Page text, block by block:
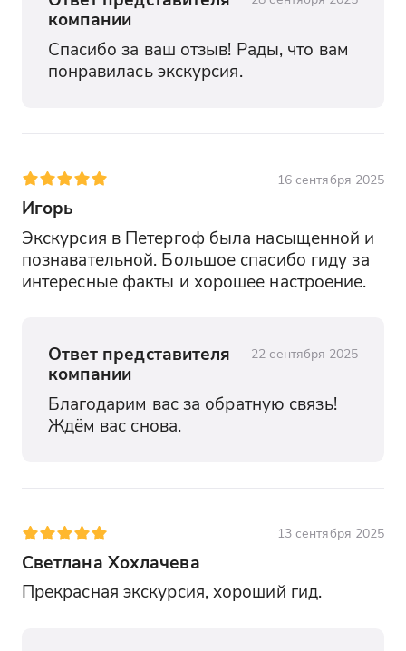
компании
Спасибо за ваш отзыв! Рады, что вам
понравилась экскурсия.
16 сентября 2025
Игорь
Экскурсия в Петергоф была насыщенной и
познавательной. Большое спасибо гиду за
интересные факты и хорошее настроение.
Ответ представителя
компании
22 сентября 2025
Благодарим вас за обратную связь!
Ждём вас снова.
13 сентября 2025
Светлана Хохлачева
Прекрасная экскурсия, хороший гид.